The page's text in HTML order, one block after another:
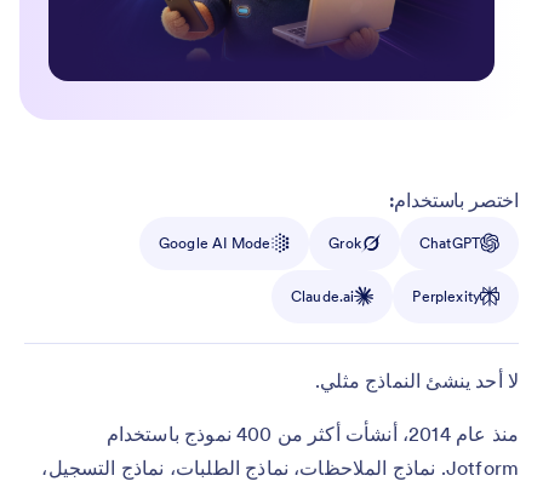
اختصر باستخدام:
ChatGPT
Grok
Google AI Mode
Perplexity
Claude.ai
لا أحد ينشئ النماذج مثلي.
منذ عام 2014، أنشأت أكثر من 400 نموذج باستخدام
Jotform. نماذج الملاحظات، نماذج الطلبات، نماذج التسجيل،